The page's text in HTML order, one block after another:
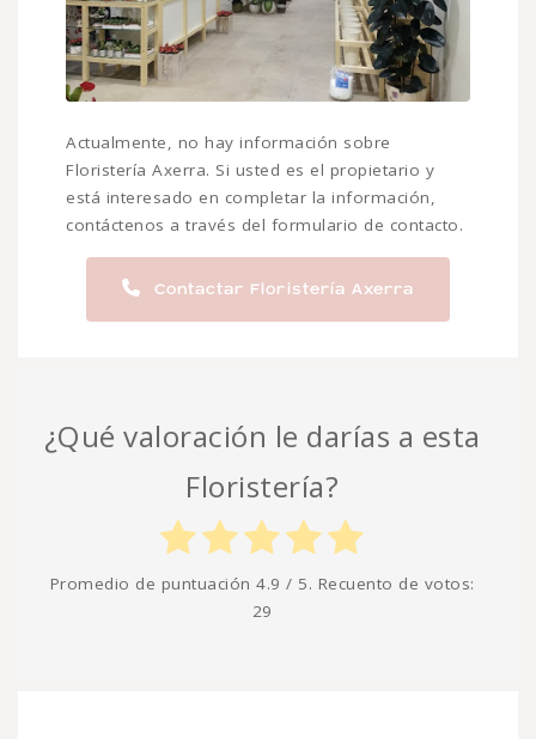
Actualmente, no hay información sobre
Floristería Axerra. Si usted es el propietario y
está interesado en completar la información,
contáctenos a través del formulario de contacto.
Contactar Floristería Axerra
¿Qué valoración le darías a esta
Floristería?
Promedio de puntuación 4.9 / 5. Recuento de votos:
29